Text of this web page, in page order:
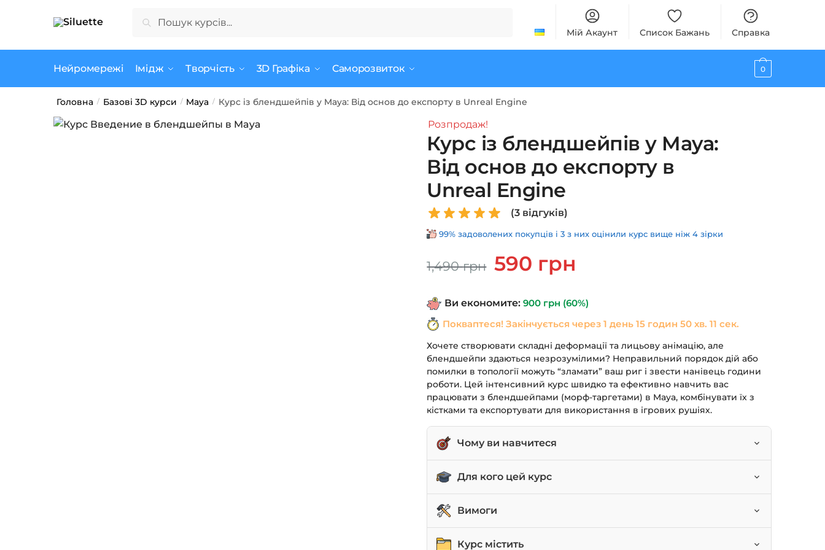
Шукати
Мій Акаунт Список Бажань Справка
Нейромережі Імідж Творчість 3D Графіка Саморозвиток 0
Головна / Базові 3D курси / Maya / Курс із блендшейпів у Maya: Від основ до експорту в Unreal Engine
Розпродаж!
Курс із блендшейпів у Maya:
Від основ до експорту в
Unreal Engine
(3 відгуків)
99% задоволених покупців і 3 з них оцінили курс вище ніж 4 зірки
1,490грн
Оригінальна
ціна:
590 грн
Ви економите:900 грн (60%)
Покваптеся! Закінчується через1 день 15 годин 50 хв. 11 сек.
Хочете створювати складні деформації та лицьову анімацію, але
блендшейпи здаються незрозумілими? Неправильний порядок дій або
помилки в топології можуть “зламати” ваш риг і звести нанівець години
роботи. Цей інтенсивний курс швидко та ефективно навчить вас
працювати з блендшейпами (морф-таргетами) в Maya, комбінувати їх з
кістками та експортувати для використання в ігрових рушіях.
Чому ви навчитеся
Створювати, редагувати та керувати блендшейпами в Maya.
Комбінувати блендшейпи зі скелетною анімацією для досягнення
складних ефектів.
Використовувати Mudbox для швидкого створення морф-таргетів.
Для кого цей курс
3D-аніматори та спеціалісти з ригінгу.
Художники по персонажам, які бажають “оживити” свої моделі.
Вимоги
Базові знання інтерфейсу Maya.
Курс містить